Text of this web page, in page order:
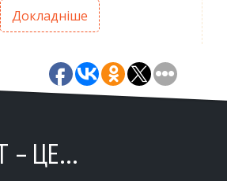
Докладніше
– ЦЕ…